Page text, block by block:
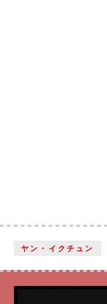
ヤン・イクチュン